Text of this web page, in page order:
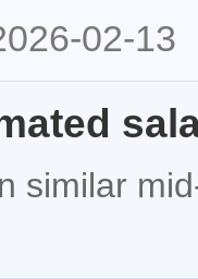
02-13
similar